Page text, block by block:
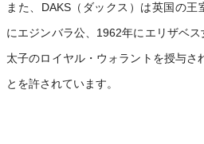
また、DAKS（ダックス）は英国の
にエジンバラ公、1962年にエリザベ
太子のロイヤル・ウォラントを授与さ
とを許されています。